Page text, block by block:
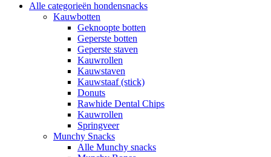
Alle categorieën hondensnacks
Kauwbotten
Geknoopte botten
Geperste botten
Geperste staven
Kauwrollen
Kauwstaven
Kauwstaaf (stick)
Donuts
Rawhide Dental Chips
Kauwrollen
Springveer
Munchy Snacks
Alle Munchy snacks